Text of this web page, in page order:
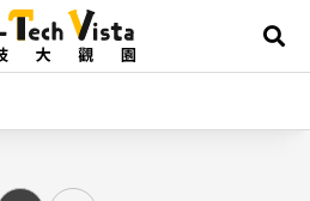
展